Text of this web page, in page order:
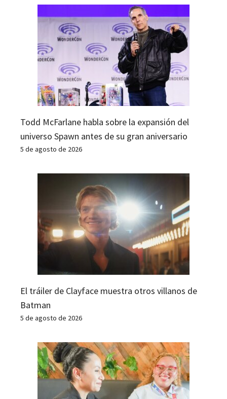
Todd McFarlane habla sobre la expansión del
universo Spawn antes de su gran aniversario
5 de agosto de 2026
El tráiler de Clayface muestra otros villanos de
Batman
5 de agosto de 2026